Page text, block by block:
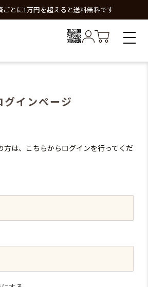
ごとに1万円を超えると送料無料です
グインページ
方は、こちらからログインを行ってくだ